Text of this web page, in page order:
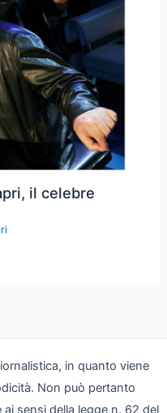
il celebre
in quanto viene
Non può pertanto
sensi della legge n. 62 del